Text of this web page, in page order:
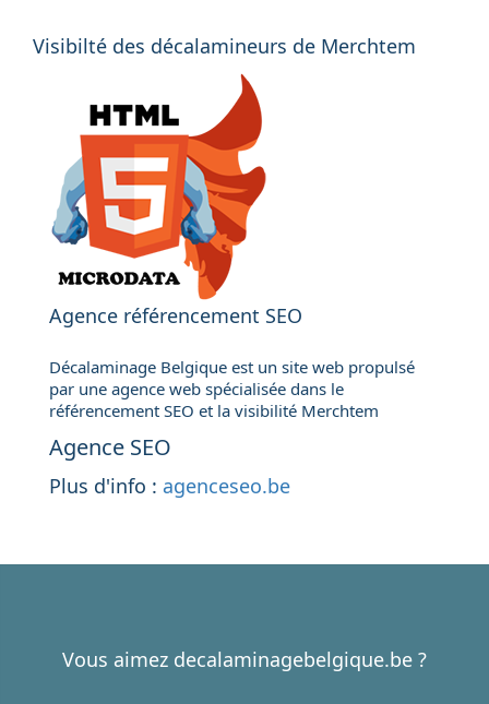
Visibilté des décalamineurs de Merchtem
Agence référencement SEO
Décalaminage Belgique est un site web propulsé
par une agence web spécialisée dans le
référencement SEO et la visibilité Merchtem
Agence SEO
Plus d'info : agenceseo.be
Vous aimez decalaminagebelgique.be ?